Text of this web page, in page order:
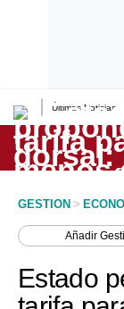
Últimas Noticias
Lo último
Peru Quiosco
Economía
GESTION >
Añadir
Estado